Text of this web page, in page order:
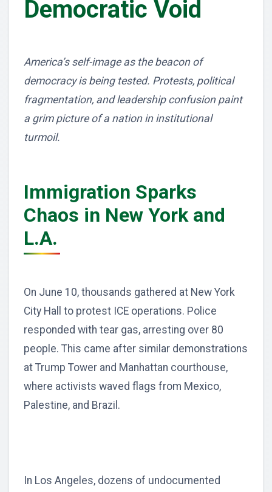
Democratic Void
America’s self-image as the beacon of
democracy is being tested. Protests, political
fragmentation, and leadership confusion paint
a grim picture of a nation in institutional
turmoil.
Immigration Sparks
Chaos in New York and
L.A.
On June 10, thousands gathered at New York
City Hall to protest ICE operations. Police
responded with tear gas, arresting over 80
people. This came after similar demonstrations
at Trump Tower and Manhattan courthouse,
where activists waved flags from Mexico,
Palestine, and Brazil.
In Los Angeles, dozens of undocumented